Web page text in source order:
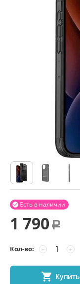
Есть в наличии

1 790 Р
Кол-во: +
−
Купить